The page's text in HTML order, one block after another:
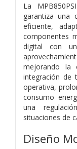
La
garantiza una
eficiente,
componentes
digital con
mejorando la
integración de
operativa,
consumo
una
situaciones de
Diseño